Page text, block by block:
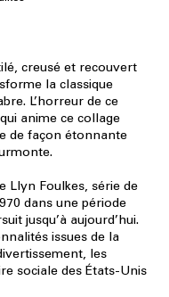
creusé et recouvert
la classique
L’horreur de ce
anime ce collage
de façon étonnante
Llyn Foulkes, série de
dans une période
jusqu’à aujourd’hui.
issues de la
les
sociale des États-Unis